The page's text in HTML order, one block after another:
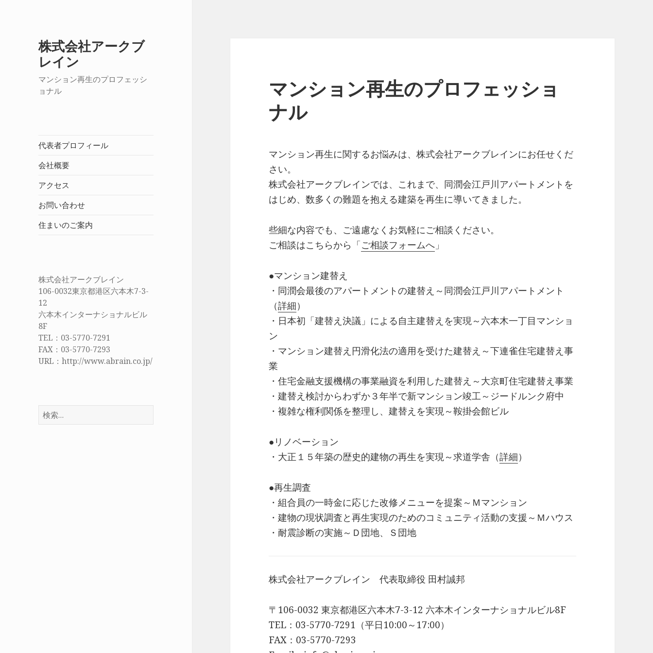
株式会社アークブ
レイン
マンション再生のプロフェッシ
ョナル
代表者プロフィール
会社概要
アクセス
お問い合わせ
住まいのご案内
株式会社アークブレイン
106-0032東京都港区六本木7-3-
12
六本木インターナショナルビル
8F
TEL：03-5770-7291
FAX：03-5770-7293
URL：http://www.abrain.co.jp/
検
索
マンション再生のプロフェッショ
ナル
マンション再生に関するお悩みは、株式会社アークブレインにお任せくだ
さい。
株式会社アークブレインでは、これまで、同潤会江戸川アパートメントを
はじめ、数多くの難題を抱える建築を再生に導いてきました。
些細な内容でも、ご遠慮なくお気軽にご相談ください。
ご相談はこちらから「ご相談フォームへ 」
●マンション建替え
・同潤会最後のアパートメントの建替え～同潤会江戸川アパートメント
（詳細）
・日本初「建替え決議」による自主建替えを実現～六本木一丁目マンショ
ン
・マンション建替え円滑化法の適用を受けた建替え～下連雀住宅建替え事
業
・住宅金融支援機構の事業融資を利用した建替え～大京町住宅建替え事業
・建替え検討からわずか３年半で新マンション竣工～ジードルンク府中
・複雑な権利関係を整理し、建替えを実現～鞍掛会館ビル
●リノベーション
・大正１５年築の歴史的建物の再生を実現～求道学舎（詳細）
●再生調査
・組合員の一時金に応じた改修メニューを提案～Ｍマンション
・建物の現状調査と再生実現のためのコミュニティ活動の支援～Ｍハウス
・耐震診断の実施～Ｄ団地、Ｓ団地
株式会社アークブレイン 代表取締役 田村誠邦
〒106-0032 東京都港区六本木7-3-12 六本木インターナショナルビル8F
TEL：03-5770-7291（平日10:00～17:00）
FAX：03-5770-7293